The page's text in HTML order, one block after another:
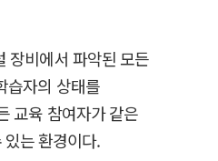
장비에서 파악된 모든
습자의 상태를
교육 참여자가 같은
는 환경이다.